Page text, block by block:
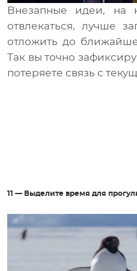
Внезапные идеи, на
отвлекаться, лучше
отложить до
Так вы точно
потеряете связь с
11 — Выделите время для